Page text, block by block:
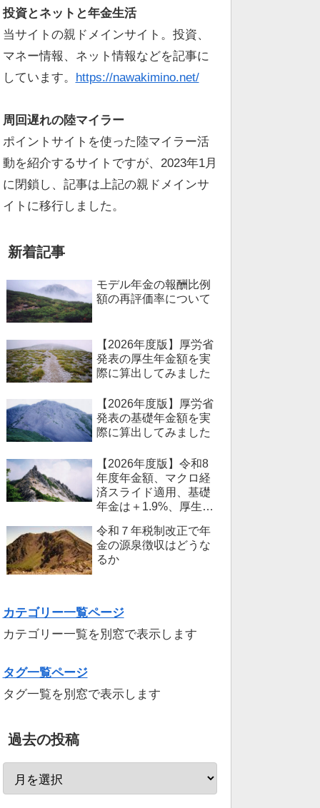
投資とネットと年金生活
当サイトの親ドメインサイト。投資、
マネー情報、ネット情報などを記事に
しています。 https://nawakimino.net/
周回遅れの陸マイラー
ポイントサイトを使った陸マイラー活
動を紹介するサイトですが、2023年1月
に閉鎖し、記事は上記の親ドメインサ
イトに移行しました。
新着記事
モデル年金の報酬比例
額の再評価率について
【2026年度版】厚労省
発表の厚生年金額を実
際に算出してみました
【2026年度版】厚労省
発表の基礎年金額を実
際に算出してみました
【2026年度版】令和8
年度年金額、マクロ経
済スライド適用、基礎
年金は＋1.9%、厚生年
令和７年税制改正で年
金の源泉徴収はどうな
るか
カテゴリー一覧ページ
カテゴリー一覧を別窓で表示します
タグ一覧ページ
タグ一覧を別窓で表示します
過去の投稿